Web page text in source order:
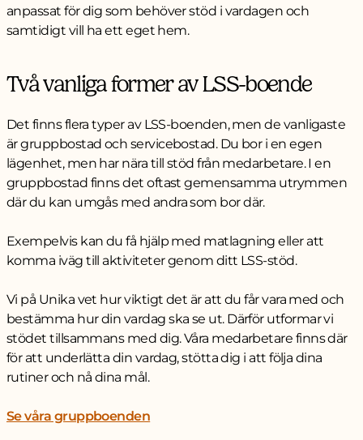
anpassat för dig som behöver stöd i vardagen och
samtidigt vill ha ett eget hem.
Två vanliga former av LSS-boende
Det finns flera typer av LSS-boenden, men de vanligaste
är gruppbostad och servicebostad. Du bor i en egen
lägenhet, men har nära till stöd från medarbetare. I en
gruppbostad finns det oftast gemensamma utrymmen
där du kan umgås med andra som bor där.
Exempelvis kan du få hjälp med matlagning eller att
komma iväg till aktiviteter genom ditt LSS-stöd.
Vi på Unika vet hur viktigt det är att du får vara med och
bestämma hur din vardag ska se ut. Därför utformar vi
stödet tillsammans med dig. Våra medarbetare finns där
för att underlätta din vardag, stötta dig i att följa dina
rutiner och nå dina mål.
Se våra gruppboenden